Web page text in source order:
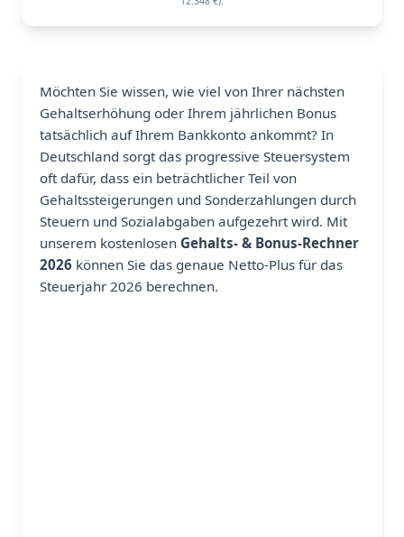
Möchten Sie wissen, wie viel von Ihrer nächsten
Gehaltserhöhung oder Ihrem jährlichen Bonus
tatsächlich auf Ihrem Bankkonto ankommt? In
Deutschland sorgt das progressive Steuersystem
oft dafür, dass ein beträchtlicher Teil von
Gehaltssteigerungen und Sonderzahlungen durch
Steuern und Sozialabgaben aufgezehrt wird. Mit
unserem kostenlosen Gehalts- & Bonus-Rechner
2026 können Sie das genaue Netto-Plus für das
Steuerjahr 2026 berechnen.